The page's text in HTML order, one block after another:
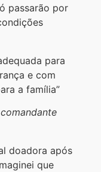
passarão por
para
e com
a família”
doadora após
que